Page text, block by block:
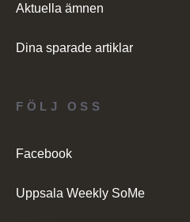
Aktuella ämnen
Dina sparade artiklar
FÖLJ OSS
Facebook
Uppsala Weekly SoMe